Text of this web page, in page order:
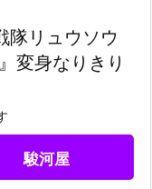
隊リュウソウ
変身なりきり
駿河屋